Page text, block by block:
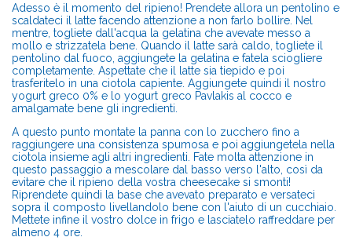
Adesso è il momento del ripieno! Prendete allora un pentolino e
scaldateci il latte facendo attenzione a non farlo bollire. Nel
mentre, togliete dall'acqua la gelatina che avevate messo a
mollo e strizzatela bene. Quando il latte sarà caldo, togliete il
pentolino dal fuoco, aggiungete la gelatina e fatela sciogliere
completamente. Aspettate che il latte sia tiepido e poi
trasferitelo in una ciotola capiente. Aggiungete quindi il nostro
yogurt greco 0% e lo yogurt greco Pavlakis al cocco e
amalgamate bene gli ingredienti.
A questo punto montate la panna con lo zucchero fino a
raggiungere una consistenza spumosa e poi aggiungetela nella
ciotola insieme agli altri ingredienti. Fate molta attenzione in
questo passaggio a mescolare dal basso verso l'alto, così da
evitare che il ripieno della vostra cheesecake si smonti!
Riprendete quindi la base che avevato preparato e versateci
sopra il composto livellandolo bene con l'aiuto di un cucchiaio.
Mettete infine il vostro dolce in frigo e lasciatelo raffreddare per
almeno 4 ore.